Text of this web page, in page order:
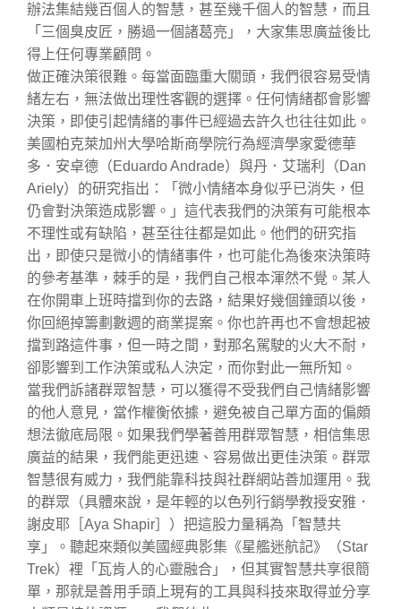
辦法集結幾百個人的智慧，甚至幾千個人的智慧，而且
「三個臭皮匠，勝過一個諸葛亮」，大家集思廣益後比
得上任何專業顧問。
做正確決策很難。每當面臨重大關頭，我們很容易受情
緒左右，無法做出理性客觀的選擇。任何情緒都會影響
決策，即使引起情緒的事件已經過去許久也往往如此。
美國柏克萊加州大學哈斯商學院行為經濟學家愛德華
多．安卓德（Eduardo Andrade）與丹．艾瑞利（Dan
Ariely）的研究指出：「微小情緒本身似乎已消失，但
仍會對決策造成影響。」這代表我們的決策有可能根本
不理性或有缺陷，甚至往往都是如此。他們的研究指
出，即使只是微小的情緒事件，也可能化為後來決策時
的參考基準，棘手的是，我們自己根本渾然不覺。某人
在你開車上班時擋到你的去路，結果好幾個鐘頭以後，
你回絕掉籌劃數週的商業提案。你也許再也不會想起被
擋到路這件事，但一時之間，對那名駕駛的火大不耐，
卻影響到工作決策或私人決定，而你對此一無所知。
當我們訴諸群眾智慧，可以獲得不受我們自己情緒影響
的他人意見，當作權衡依據，避免被自己單方面的偏頗
想法徹底局限。如果我們學著善用群眾智慧，相信集思
廣益的結果，我們能更迅速、容易做出更佳決策。群眾
智慧很有威力，我們能靠科技與社群網站善加運用。我
的群眾（具體來說，是年輕的以色列行銷學教授安雅．
謝皮耶［Aya Shapir］）把這股力量稱為「智慧共
享」。聽起來類似美國經典影集《星艦迷航記》（Star
Trek）裡「瓦肯人的心靈融合」，但其實智慧共享很簡
單，那就是善用手頭上現有的工具與科技來取得並分享